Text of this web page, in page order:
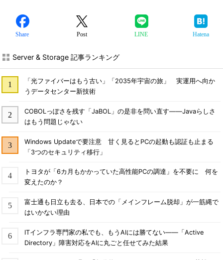
Share Post LINE Hatena
Server & Storage 記事ランキング
「光ファイバーはもう古い」「2035年宇宙の旅」 実運用へ向か
うデータセンター新技術
COBOLっぽさを残す「JaBOL」の是非を問い直す――Javaらしさ
はもう問題じゃない
Windows Updateで要注意 甘く見るとPCの起動も認証も止まる
「3つのセキュリティ移行」
トヨタが「6カ月もかかっていた高性能PCの調達」を不要に 何を
変えたのか？
富士通も日立も去る、日本での「メインフレーム脱却」が一筋縄で
はいかない理由
ITインフラ専門家の私でも、もうAIには勝てない――「Active
Directory」障害対応をAIに丸ごと任せてみた結果